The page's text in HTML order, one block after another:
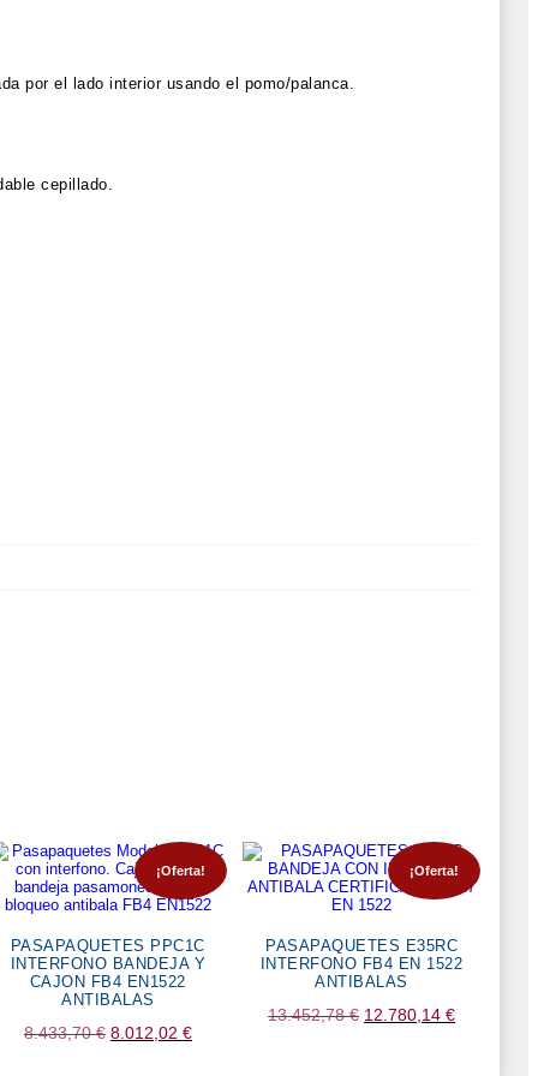
por el lado interior usando el pomo/palanca.
cepillado.
¡Oferta!
PASAPAQUETES PPC1C
INTERFONO BANDEJA Y
CAJON FB4 EN1522
ANTIBALAS
8.433,70€ El
8.012,02 €El
¡Oferta!
PASAPAQUETES E35RC
INTERFONO FB4 EN 1522
ANTIBALAS
13.452,78€ El
12.780,14€El